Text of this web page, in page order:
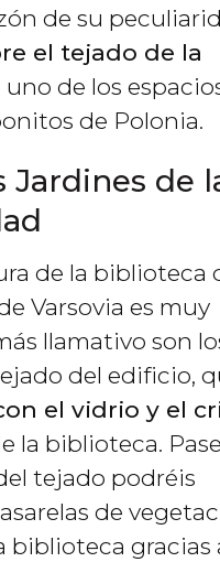
de su
el tejado de la
uno de los
de Polonia.
Jardines de
de la biblioteca
Varsovia es muy
llamativo son
del edificio,
el vidrio y el
la biblioteca.
tejado podréis
de
biblioteca gracias